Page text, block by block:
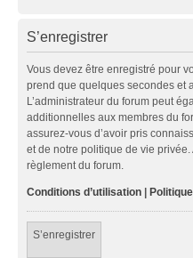
S’enregistrer
Vous devez être enregistré pour
prend que quelques secondes et
L’administrateur du forum peut
additionnelles aux membres du
assurez-vous d’avoir pris
et de notre politique de vie
règlement du forum.
Conditions d’utilisation |
S’enregistrer